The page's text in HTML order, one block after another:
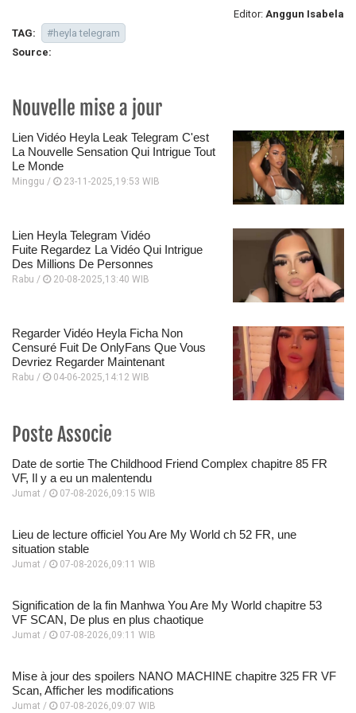
Editor: Anggun Isabela
TAG:
#heyla telegram
Source:
Nouvelle mise a jour
Lien Vidéo Heyla Leak Telegram C'est
La Nouvelle Sensation Qui Intrigue Tout
Le Monde
Minggu / 23-11-2025,19:53 WIB
Lien Heyla Telegram Vidéo
Fuite Regardez La Vidéo Qui Intrigue
Des Millions De Personnes
Rabu / 20-08-2025,13:40 WIB
Regarder Vidéo Heyla Ficha Non
Censuré Fuit De OnlyFans Que Vous
Devriez Regarder Maintenant
Rabu / 04-06-2025,14:12 WIB
Poste Associe
Date de sortie The Childhood Friend Complex chapitre 85 FR
VF, Il y a eu un malentendu
Jumat / 07-08-2026,09:15 WIB
Lieu de lecture officiel You Are My World ch 52 FR, une
situation stable
Jumat / 07-08-2026,09:11 WIB
Signification de la fin Manhwa You Are My World chapitre 53
VF SCAN, De plus en plus chaotique
Jumat / 07-08-2026,09:11 WIB
Mise à jour des spoilers NANO MACHINE chapitre 325 FR VF
Scan, Afficher les modifications
Jumat / 07-08-2026,09:07 WIB